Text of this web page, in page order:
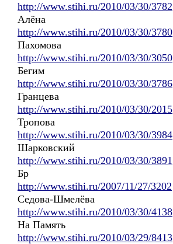
http://www.stihi.ru/2010/03/30/3782
Алёна
http://www.stihi.ru/2010/03/30/3780
Пахомова
http://www.stihi.ru/2010/03/30/3050
Бегим
http://www.stihi.ru/2010/03/30/3786
Гранцева
http://www.stihi.ru/2010/03/30/2015
Тропова
http://www.stihi.ru/2010/03/30/3984
Шарковский
http://www.stihi.ru/2010/03/30/3891
Бр
http://www.stihi.ru/2007/11/27/3202
Седова-Шмелёва
http://www.stihi.ru/2010/03/30/4138
На Память
http://www.stihi.ru/2010/03/29/8413